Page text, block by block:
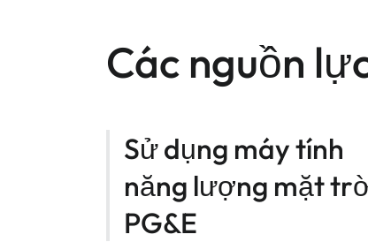
Các nguồn
Sử dụng máy tính
năng lượng mặt
PG&E